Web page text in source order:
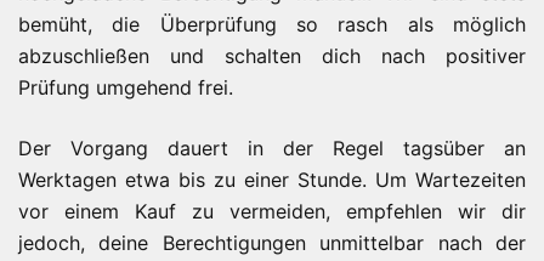
bemüht, die Überprüfung so rasch als möglich
abzuschließen und schalten dich nach positiver
Prüfung umgehend frei.
Der Vorgang dauert in der Regel tagsüber an
Werktagen etwa bis zu einer Stunde. Um Wartezeiten
vor einem Kauf zu vermeiden, empfehlen wir dir
jedoch, deine Berechtigungen unmittelbar nach der